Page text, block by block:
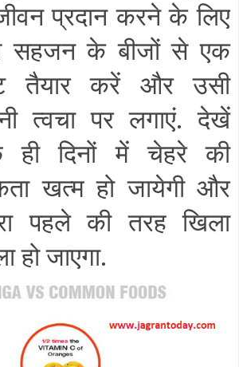
प्रदान करने के लिए
सहजन के बीजों से एक
तैयार करें और उसी
त्वचा पर लगाएं. देखें
ही दिनों में चेहरे की
खत्म हो जायेगी और
पहले की तरह खिला
हो जाएगा.